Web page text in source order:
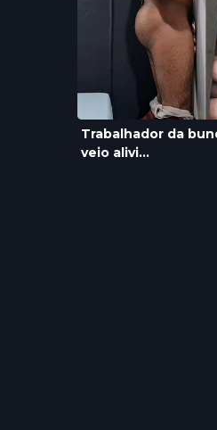
Trabalhador da
veio alivi...